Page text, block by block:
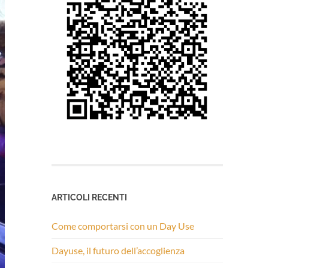
ARTICOLI RECENTI
Come comportarsi con un Day Use
Dayuse, il futuro dell’accoglienza